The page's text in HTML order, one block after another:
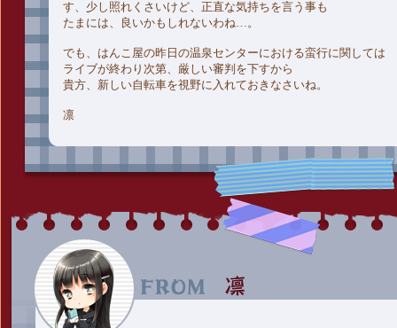
す、少し照れくさいけど、正直な気持ちを言う事も
たまには、良いかもしれないわね…。
でも、はんこ屋の昨日の温泉センターにおける蛮行に関しては
ライブが終わり次第、厳しい審判を下すから
貴方、新しい自転車を視野に入れておきなさいね。
凛